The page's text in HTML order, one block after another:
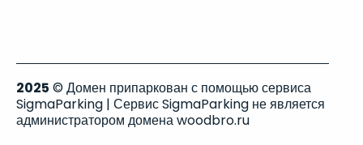
2025 © Домен припаркован с помощью сервиса
SigmaParking | Сервис SigmaParking не является
администратором домена woodbro.ru